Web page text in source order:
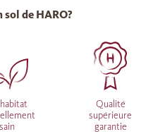
de HARO?
sain
Qualité
supérieure
garantie